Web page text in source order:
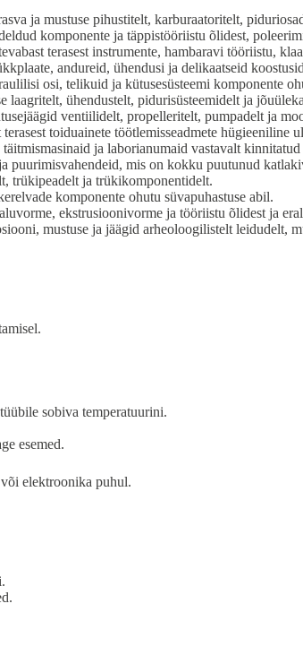
ja mustuse pihustitelt, karburaatoritelt,
komponente ja täppistööriistu õlidest,
terasest instrumente, hambaravi tööriistu,
andureid, ühendusi ja delikaatseid
osi, telikuid ja kütusesüsteemi komponente
ühendustelt, pidurisüsteemidelt ja
ventiilidelt, propelleritelt, pumpadelt ja
toiduainete töötlemisseadmete hügieeniline
ja laborianumaid vastavalt kinnitatud
mis on kokku puutunud
trükipeadelt ja trükikomponentidelt.
komponente ohutu süvapuhastuse abil.
ekstrusioonivorme ja tööriistu õlidest ja
mustuse ja jäägid arheoloogilistelt leidudelt,
sobiva temperatuurini.
esemed.
elektroonika puhul.